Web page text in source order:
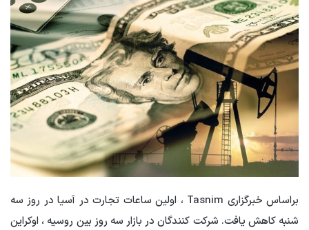
براساس خبرگزاری Tasnim ، اولین ساعات تجارت در آسیا در روز سه
شنبه کاهش یافت. شرکت کنندگان در بازار سه روز بین روسیه ، اوکراین